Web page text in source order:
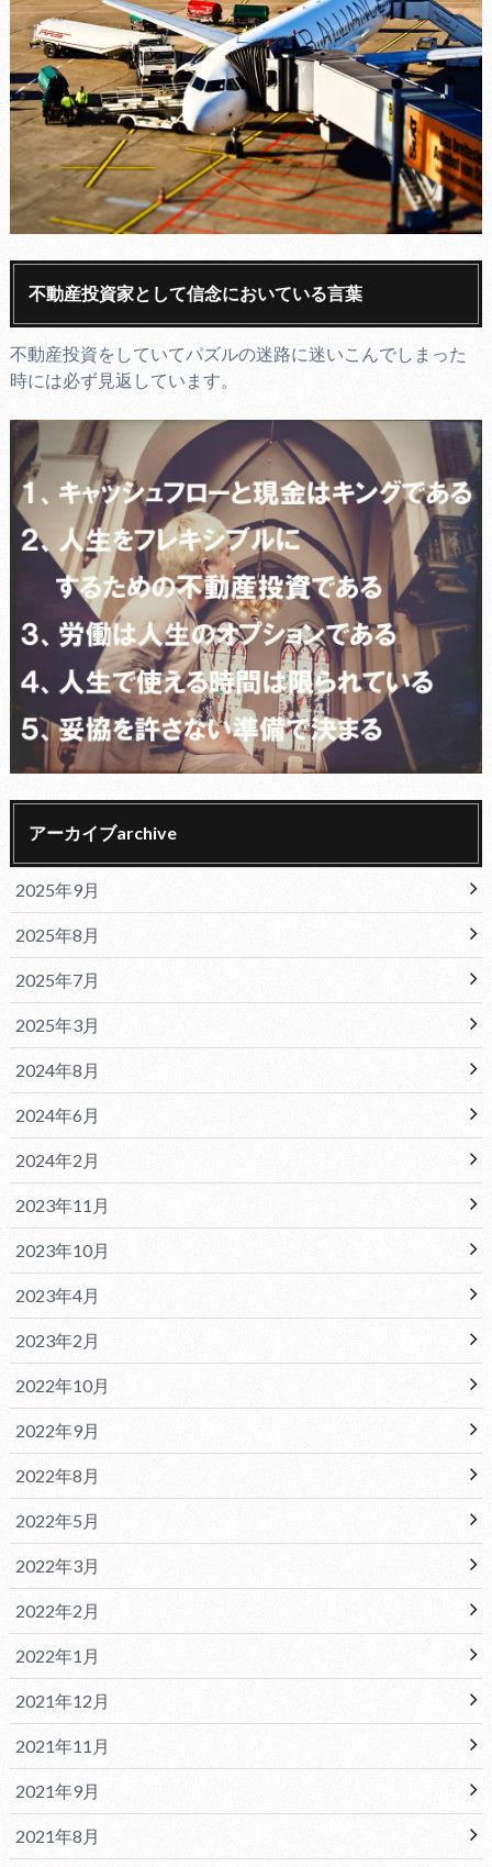
不動産投資家として信念においている言葉
不動産投資をしていてパズルの迷路に迷いこんでしまった
時には必ず見返しています。
アーカイブarchive
2025年9月
2025年8月
2025年7月
2025年3月
2024年8月
2024年6月
2024年2月
2023年11月
2023年10月
2023年4月
2023年2月
2022年10月
2022年9月
2022年8月
2022年5月
2022年3月
2022年2月
2022年1月
2021年12月
2021年11月
2021年9月
2021年8月